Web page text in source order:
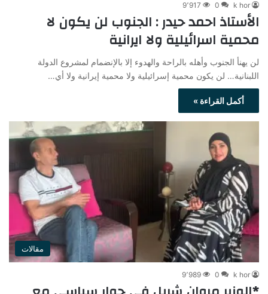
k hor
0 9٬917
الأستاذ احمد حيدر : الجنوب لن يكون لا
محمية اسرائيلية ولا ايرانية
لن يهنأ الجنوب وأهله بالراحة والهدوء إلا بالإنضمام لمشروع الدولة
اللبنانية… لن يكون محمية إسرائيلية ولا محمية إيرانية ولا أي…
أكمل القراءة »
مقالات
k hor
0 9٬989